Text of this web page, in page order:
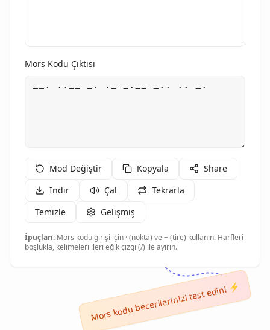
Mors Kodu Çıktısı
Mod Değiştir Kopyala
Share
İndir
Çal
Tekrarla
Temizle
Gelişmiş
İpuçları: Mors kodu girişi için · (nokta) ve − (tire) kullanın. Harfleri
boşlukla, kelimeleri ileri eğik çizgi (/) ile ayırın.
Mors kodu becerilerinizi test edin! ⚡